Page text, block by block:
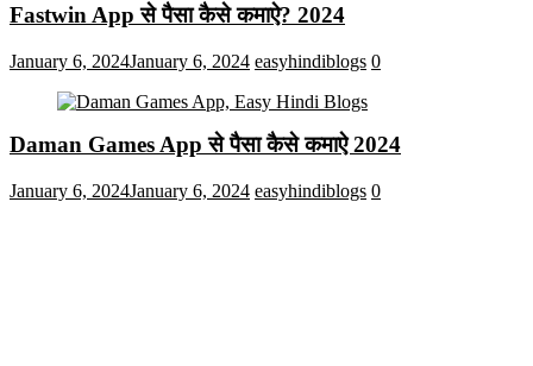
Fastwin App से पैसा कैसे कमाऐ? 2024
January 6, 2024January 6, 2024 easyhindiblogs 0
Daman Games App से पैसा कैसे कमाऐ 2024
January 6, 2024January 6, 2024 easyhindiblogs 0